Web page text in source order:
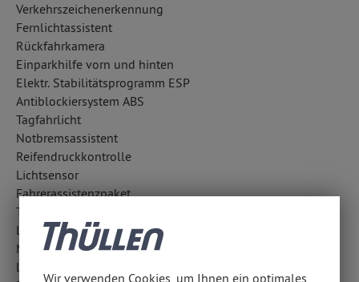
Verkehrszeichenerkennung
Fernlichtassistent
Rückfahrkamera
Einparkhilfe vorn und hinten
Elektr. Stabilitätsprogramm ESP
Antiblockiersystem ABS
Tagfahrlicht
Notbremsassistent
Reifendruckkontrolle
Lichtsensor
Fahrerassistenzpaket
Totwinkel-Assistent
LED-Nebelscheinwerfer
Notrufsystem
LED-Scheinwerfer
Wir verwenden Cookies, um Ihnen ein optimales